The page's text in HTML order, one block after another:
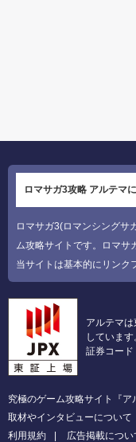
ロマサガ3攻略 アルテマ
ロマサガ3(ロマンシングサ
ム攻略サイトです。ロマサ
当サイトは基本的にリンク
アルテマ
しています
証券コー
究極のゲーム攻略サイト『ア
取材やインタビューについて
利用規約
広告掲載につい